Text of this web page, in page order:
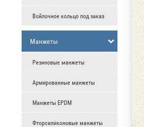
Войлочное кольцо под заказ
Манжеты
Резиновые манжеты
Армированные манжеты
Манжеты EPDM
Фторсиликоновые манжеты